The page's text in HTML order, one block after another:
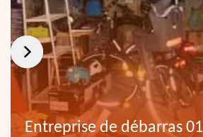
Entreprise de débarras 01